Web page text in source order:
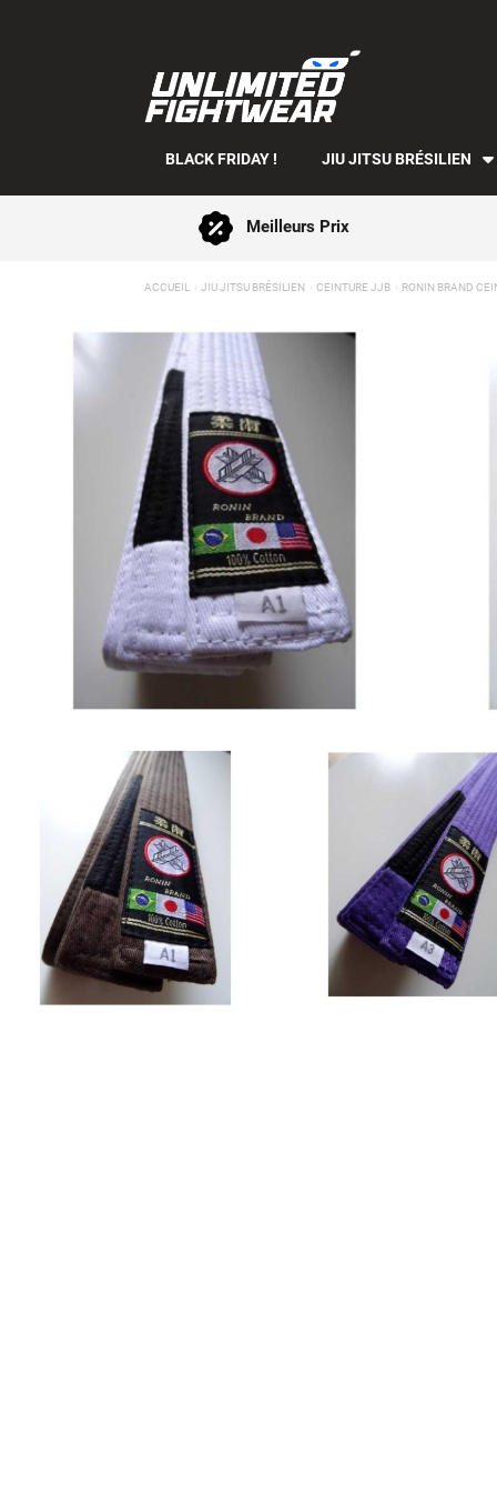
BLACK FRIDAY ! JIU JITSU BRÉSILIEN
Meilleurs Prix
ACCUEIL JIU JITSU BRÉSILIEN CEINTURE JJB RONIN BRAND